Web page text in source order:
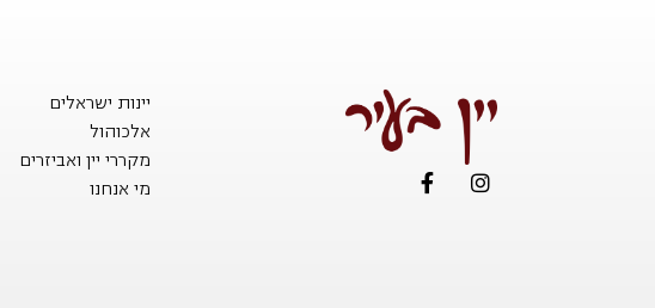
יינות ישראלים
אלכוהול
מקררי יין ואביזרים
מי אנחנו